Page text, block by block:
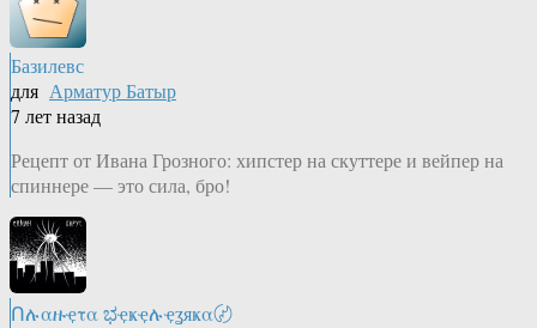
Базилевс
для Арматур Батыр
7 лет назад
Рецепт от Ивана Грозного: хипстер на скуттере и вейпер на
спиннере — это сила, бро!
Ոሉαዙҿτα ಭҿҝҿሉҿʓяҝα〄